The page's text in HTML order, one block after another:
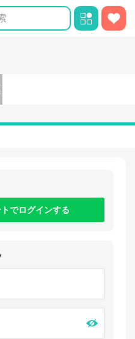
でログインする